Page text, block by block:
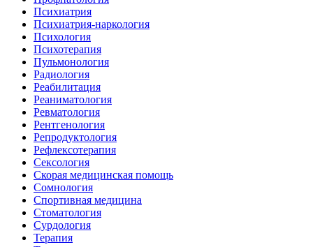
Психиатрия
Психиатрия-наркология
Психология
Психотерапия
Пульмонология
Радиология
Реабилитация
Реаниматология
Ревматология
Рентгенология
Репродуктология
Рефлексотерапия
Сексология
Скорая медицинская помощь
Сомнология
Спортивная медицина
Стоматология
Сурдология
Терапия